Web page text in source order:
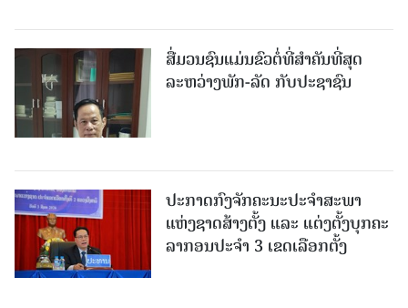
ສື່ມວນຊົນແມ່ນຂົວຕໍ່ທີ່ສໍາຄັນທີ່ສຸດ
ລະຫວ່າງພັກ-ລັດ ກັບປະຊາຊົນ
ປະກາດກົງຈັກຄະນະປະຈໍາສະພາ
ແຫ່ງຊາດສ້າງຕັ້ງ ແລະ ແຕ່ງຕັ້ງບຸກຄະ
ລາກອນປະຈໍາ 3 ເຂດເລືອກຕັ້ງ